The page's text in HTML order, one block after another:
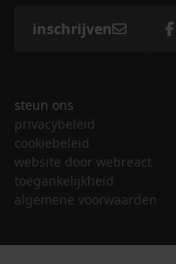
inschrijven
steun ons
privacybeleid
cookiebeleid
website door webreact
toegankelijkheid
algemene voorwaarden